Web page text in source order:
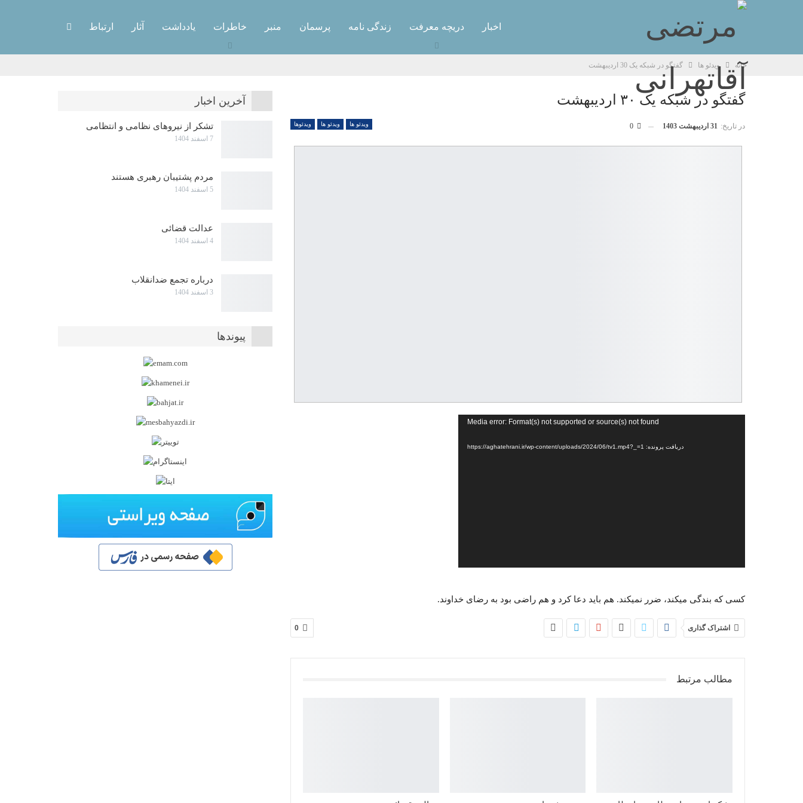
اخبار دریچه معرفت زندگی نامه پرسمان منبر خاطرات یادداشت آثار ارتباط
خانه ویدئو ها گفتگو در شبکه یک 30 اردیبهشت
گفتگو در شبکه یک ۳۰ اردیبهشت
ویدئو ها ویدئو ها ویدئوها در تاریخ: 31 اردیبهشت 1403
Media error: Format(s) not supported or source(s) not found
دریافت پرونده: https://aghatehrani.ir/wp-content/uploads/2024/06/tv1.mp4?_=1
کسی که بندگی میکند، ضرر نمیکند. هم باید دعا کرد و هم راضی بود به رضای خداوند.
0 اشتراک گذاری
مطالب مرتبط
آخرین اخبار
تشکر از نیروهای نظامی و انتظامی
7 اسفند 1404
مردم پشتیبان رهبری هستند
5 اسفند 1404
عدالت قضائی
4 اسفند 1404
درباره تجمع ضدانقلاب
3 اسفند 1404
پیوندها